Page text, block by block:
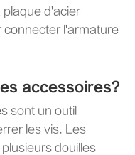
d'acier
l'armature
accessoires?
sont un outil
les vis. Les
douilles